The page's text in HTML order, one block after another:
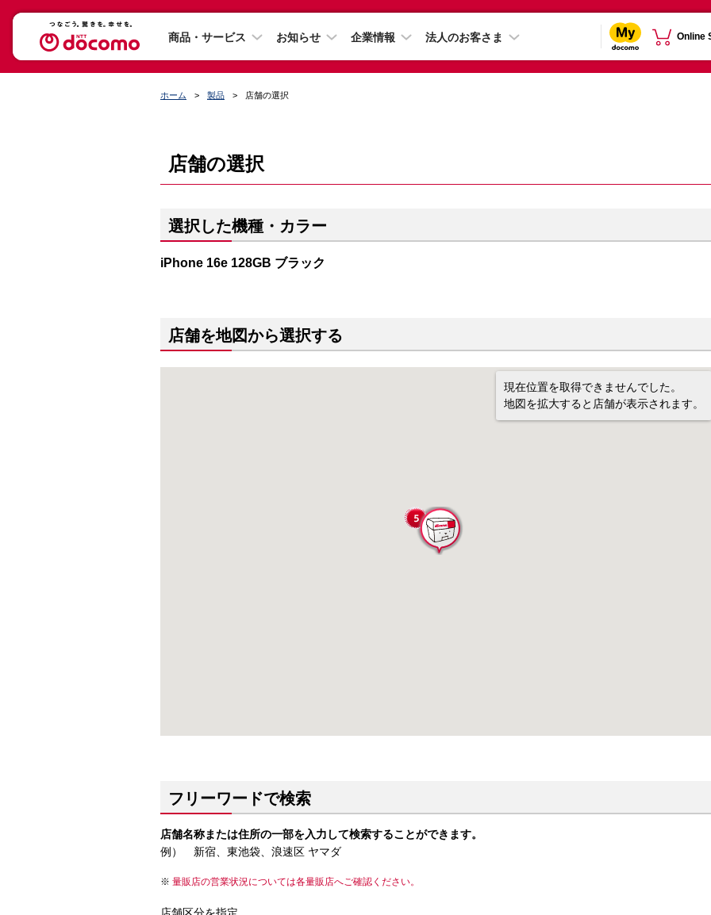
商品・サービス お知らせ 企業情報 法人のお客さま Online
ホーム 製品 店舗の選択
店舗の選択
選択した機種・カラー
iPhone 16e 128GB ブラック
店舗を地図から選択する
現在位置を取得できませんでした。
地図を拡大すると店舗が表示されます。
フリーワードで検索
店舗名称または住所の一部を入力して検索することができます。
例） 新宿、東池袋、浪速区 ヤマダ
量販店の営業状況については各量販店へご確認ください。